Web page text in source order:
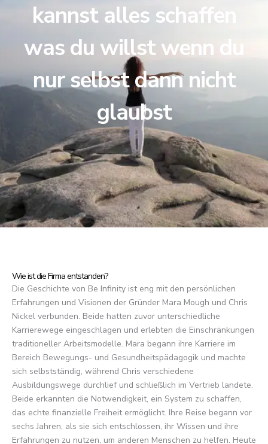
kannst alles schaffen
was du willst wenn du
nur selbst dann nicht
glaubst
Wie ist die Firma entstanden?
Die Geschichte von Be Infinity ist eng mit den persönlichen
Erfahrungen und Visionen der Gründer Mara Mough und Chris
Nickel verbunden. Beide hatten zuvor unterschiedliche
Karrierewege eingeschlagen und erlebten die Einschränkungen
traditioneller Arbeitsmodelle. Mara begann ihre Karriere im
Bereich Bewegungs- und Gesundheitspädagogik und machte
sich selbstständig, während Chris verschiedene
Ausbildungswege durchlief und schließlich im Vertrieb landete.
Beide erkannten die Notwendigkeit, ein System zu schaffen,
das echte finanzielle Freiheit ermöglicht. Ihre Reise begann vor
sechs Jahren, als sie sich entschlossen, ihr Wissen und ihre
Erfahrungen zu nutzen, um anderen Menschen zu helfen. Heute